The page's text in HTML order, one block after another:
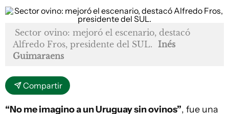
Sector ovino: mejoró el escenario, destacó
Alfredo Fros, presidente del SUL. Inés
Guimaraens
Compartir
“No me imagino a un Uruguay sin ovinos”, fue una